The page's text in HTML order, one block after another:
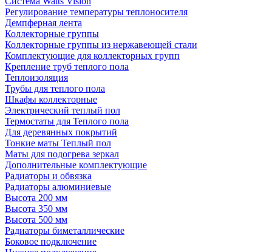
Регулирование температуры теплоносителя
Демпферная лента
Коллекторные группы
Коллекторные группы из нержавеющей стали
Комплектующие для коллекторных групп
Крепление труб теплого пола
Теплоизоляция
Трубы для теплого пола
Шкафы коллекторные
Электрический теплый пол
Термостаты для Теплого пола
Для деревянных покрытий
Тонкие маты Теплый пол
Маты для подогрева зеркал
Дополнительные комплектующие
Радиаторы и обвязка
Радиаторы алюминиевые
Высота 200 мм
Высота 350 мм
Высота 500 мм
Радиаторы биметаллические
Боковое подключение